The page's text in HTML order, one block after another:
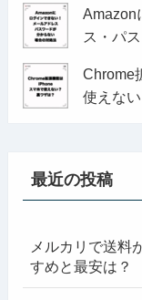
Amazon
ス・パ
Chrome
使えな
最近の投稿
メルカリで送料
すめと最安は？